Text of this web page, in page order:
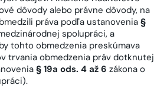
dôvody alebo právne dôvody, na
práva podľa ustanovenia §
spolupráci, a
tohto obmedzenia preskúmava
trvania obmedzenia práv dotknutej
§ 19a ods. 4 až 6 zákona o